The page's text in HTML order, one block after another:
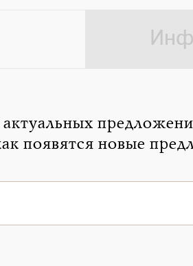
появятся новые